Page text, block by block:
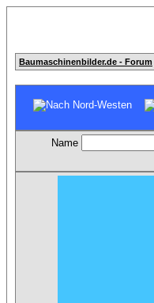
Baumaschinenbilder.de - Forum
Name